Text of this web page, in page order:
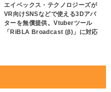
エイベックス・テクノロジーズが
VR向けSNSなどで使える3Dアバ
ターを無償提供。Vtuberツール
「RiBLA Broadcast (β)」に対応